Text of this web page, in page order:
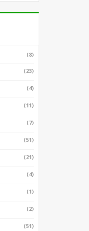
(8)
(23)
(4)
(11)
(7)
(51)
(21)
(4)
(1)
(2)
(51)